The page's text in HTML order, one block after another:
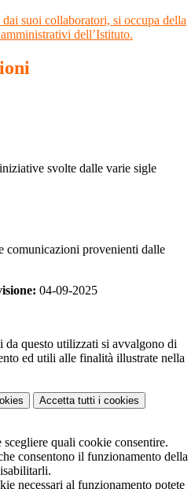
suoi collaboratori, si occupa della
dell’Istituto.
svolte dalle varie sigle
comunicazioni provenienti dalle
04-09-2025
da questo utilizzati si avvalgono di
ed utili alle finalità illustrate nella
Accetta tutti i cookies
scegliere quali cookie consentire.
consentono il funzionamento della
necessari al funzionamento potete